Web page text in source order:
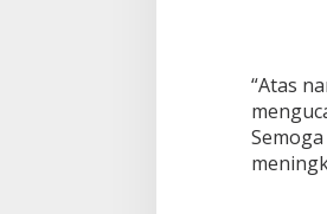
“Atas